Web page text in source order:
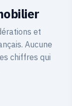
et
Aucune
chiffres qui